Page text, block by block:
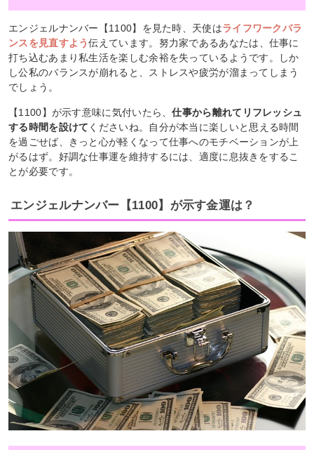
エンジェルナンバー【1100】を見た時、天使はライフワークバラ
ンスを見直すよう伝えています。努力家であるあなたは、仕事に
打ち込むあまり私生活を楽しむ余裕を失っているようです。しか
し公私のバランスが崩れると、ストレスや疲労が溜まってしまう
でしょう。
【1100】が示す意味に気付いたら、仕事から離れてリフレッシュ
する時間を設けて くださいね。自分が本当に楽しいと思える時間
を過ごせば、きっと心が軽くなって仕事へのモチベーションが上
がるはず。好調な仕事運を維持するには、適度に息抜きをするこ
とが必要です。
エンジェルナンバー【1100】が示す金運は？